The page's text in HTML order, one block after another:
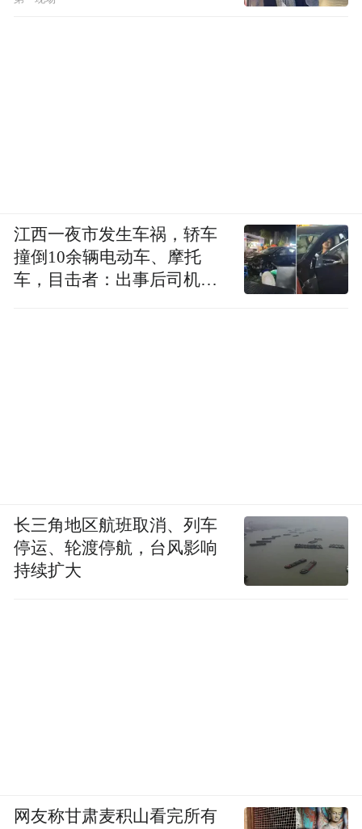
江西一夜市发生车祸，轿车
撞倒10余辆电动车、摩托
车，目击者：出事后司机一
长三角地区航班取消、列车
停运、轮渡停航，台风影响
持续扩大
网友称甘肃麦积山看完所有